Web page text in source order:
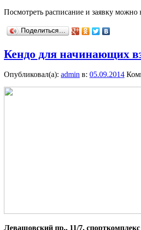
Посмотреть расписание и заявку можно
Поделиться…
Кендо для начинающих
Опубликовал(а): admin в: 05.09.2014
Левашовский пр., 11/7,